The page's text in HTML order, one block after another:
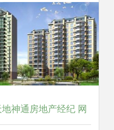
神通房地产经纪 网